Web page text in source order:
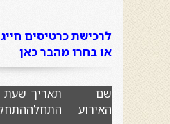
או בחרו מהבר כאן
שם
האירוע
תאריך
התחלה
שעת